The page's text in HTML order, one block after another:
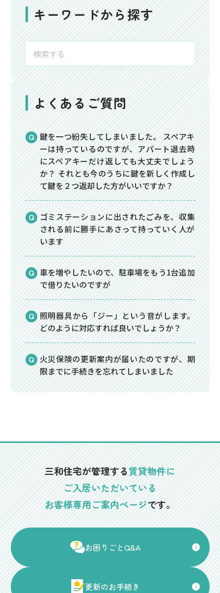
キーワードから探す
よくあるご質問
鍵を一つ紛失してしまいました。 スペアキ
ーは持っているのですが、アパート退去時
にスペアキーだけ返しても大丈夫でしょう
か？ それとも今のうちに鍵を新しく作成し
て鍵を２つ返却した方がいいですか？
ゴミステーションに出されたごみを、収集
される前に勝手にあさって持っていく人が
います
車を増やしたいので、駐車場をもう1台追加
で借りたいのですが
照明器具から「ジー」という音がします。
どのように対応すれば良いでしょうか？
火災保険の更新案内が届いたのですが、期
限までに手続きを忘れてしまいました
三和住宅が管理する賃貸物件に
ご入居いただいている
お客様専用ご案内ページです。
お困りごとQ&A
更新のお手続き